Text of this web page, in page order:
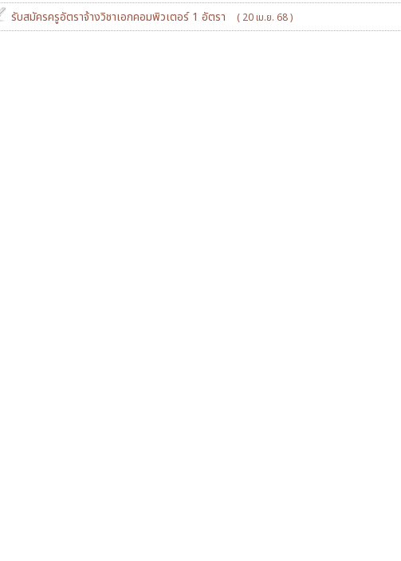
รับสมัครครูอัตราจ้างวิชาเอกคอมพิวเตอร์ 1 อัตรา ( 20 เม.ย. 68 )